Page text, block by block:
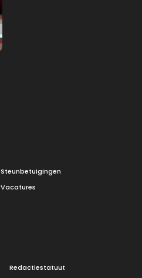
Steunbetuigingen
Vacatures
Redactiestatuut